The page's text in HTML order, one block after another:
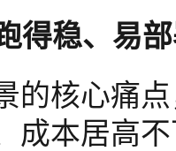
得稳、 易
的核心痛
成本居高